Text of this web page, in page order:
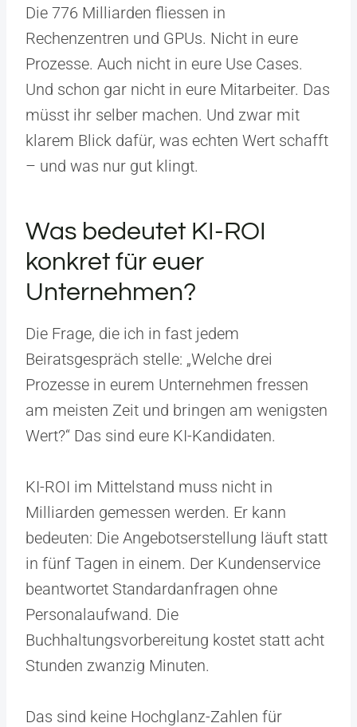
Die 776 Milliarden fliessen in
Rechenzentren und GPUs. Nicht in eure
Prozesse. Auch nicht in eure Use Cases.
Und schon gar nicht in eure Mitarbeiter. Das
müsst ihr selber machen. Und zwar mit
klarem Blick dafür, was echten Wert schafft
– und was nur gut klingt.
Was bedeutet KI-ROI
konkret für euer
Unternehmen?
Die Frage, die ich in fast jedem
Beiratsgespräch stelle: „Welche drei
Prozesse in eurem Unternehmen fressen
am meisten Zeit und bringen am wenigsten
Wert?“ Das sind eure KI-Kandidaten.
KI-ROI im Mittelstand muss nicht in
Milliarden gemessen werden. Er kann
bedeuten: Die Angebotserstellung läuft statt
in fünf Tagen in einem. Der Kundenservice
beantwortet Standardanfragen ohne
Personalaufwand. Die
Buchhaltungsvorbereitung kostet statt acht
Stunden zwanzig Minuten.
Das sind keine Hochglanz-Zahlen für